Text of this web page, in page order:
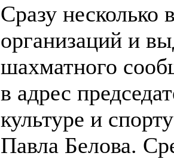
Сразу
организаций и
шахматного
в адрес
культуре и
Павла Белова.